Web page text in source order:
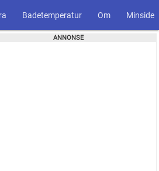
Badetemperatur Om Minside